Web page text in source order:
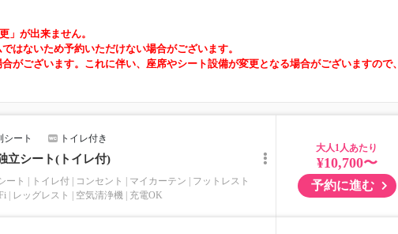
」が出来ません。
はないため予約いただけない場合がございます。
がございます。これに伴い、座席やシート設備が変更となる場合がございますので、
シート トイレ付き
立シート(トイレ付)
ート トイレ付 コンセント マイカーテン
フットレスト
レッグレスト 空気清浄機 充電OK
大人
¥10,700〜
予約に進む